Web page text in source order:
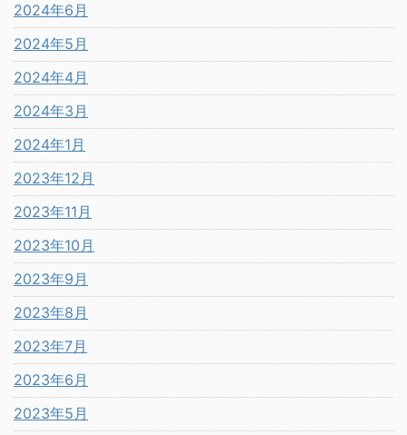
2024年6月
2024年5月
2024年4月
2024年3月
2024年1月
2023年12月
2023年11月
2023年10月
2023年9月
2023年8月
2023年7月
2023年6月
2023年5月